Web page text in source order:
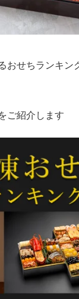
おせちランキン
ご紹介します